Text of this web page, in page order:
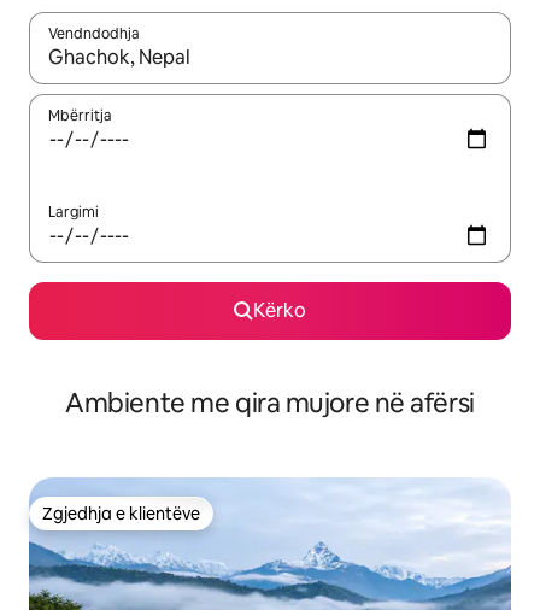
Vendndodhja
Kur rezultatet të jenë të disponueshme, lëviz me butonat e
Mbërritja
Largimi
Kërko
Ambiente me qira mujore në afërsi
Zgjedhja e klientëve
Zgjedhja e klientëve